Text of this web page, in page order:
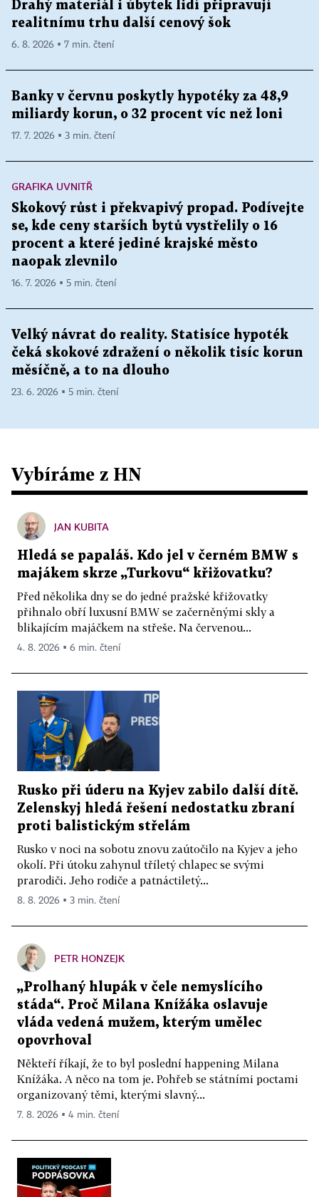
Drahý materiál i úbytek lidí připravují
realitnímu trhu další cenový šok
6. 8. 2026 ▪ 7 min. čtení
Banky v červnu poskytly hypotéky za 48,9
miliardy korun, o 32 procent víc než loni
17. 7. 2026 ▪ 3 min. čtení
GRAFIKA UVNITŘ
Skokový růst i překvapivý propad. Podívejte
se, kde ceny starších bytů vystřelily o 16
procent a které jediné krajské město
naopak zlevnilo
16. 7. 2026 ▪ 5 min. čtení
Velký návrat do reality. Statisíce hypoték
čeká skokové zdražení o několik tisíc korun
měsíčně, a to na dlouho
23. 6. 2026 ▪ 5 min. čtení
Vybíráme z HN
JAN KUBITA
Hledá se papaláš. Kdo jel v černém BMW s
majákem skrze „Turkovu“ křižovatku?
Před několika dny se do jedné pražské křižovatky
přihnalo obří luxusní BMW se začerněnými skly a
blikajícím majáčkem na střeše. Na červenou...
4. 8. 2026 ▪ 6 min. čtení
Rusko při úderu na Kyjev zabilo další dítě.
Zelenskyj hledá řešení nedostatku zbraní
proti balistickým střelám
Rusko v noci na sobotu znovu zaútočilo na Kyjev a jeho
okolí. Při útoku zahynul tříletý chlapec se svými
prarodiči. Jeho rodiče a patnáctiletý...
8. 8. 2026 ▪ 3 min. čtení
PETR HONZEJK
„Prolhaný hlupák v čele nemyslícího
stáda“. Proč Milana Knížáka oslavuje
vláda vedená mužem, kterým umělec
opovrhoval
Někteří říkají, že to byl poslední happening Milana
Knížáka. A něco na tom je. Pohřeb se státními poctami
organizovaný těmi, kterými slavný...
7. 8. 2026 ▪ 4 min. čtení